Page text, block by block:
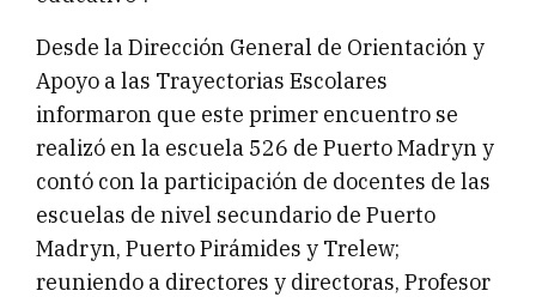
Desde la Dirección General de Orientación y
Apoyo a las Trayectorias Escolares
informaron que este primer encuentro se
realizó en la escuela 526 de Puerto Madryn y
contó con la participación de docentes de las
escuelas de nivel secundario de Puerto
Madryn, Puerto Pirámides y Trelew;
reuniendo a directores y directoras, Profesor